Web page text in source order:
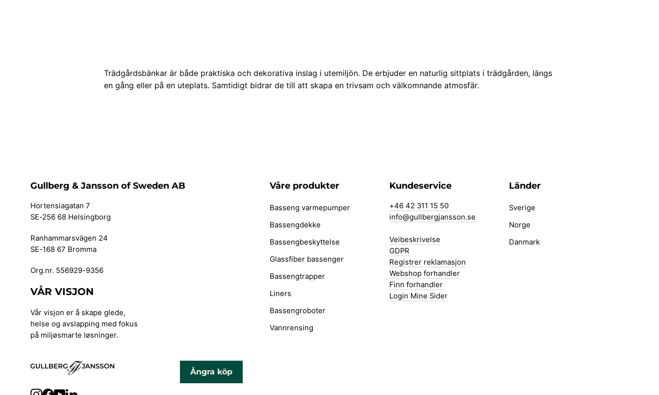
Trädgårdsbänkar är både praktiska och dekorativa inslag i utemiljön. De erbjuder en naturlig sittplats i trädgården, längs
en gång eller på en uteplats. Samtidigt bidrar de till att skapa en trivsam och välkomnande atmosfär.
Gullberg & Jansson of Sweden AB
Hortensiagatan 7
SE-256 68 Helsingborg
Ranhammarsvägen 24
SE-168 67 Bromma
Org.nr. 556929-9356
VÅR VISJON
Vår visjon er å skape glede,
helse og avslapping med fokus
på miljøsmarte løsninger.
Våre produkter
Basseng varmepumper
Bassengdekke
Bassengbeskyttelse
Glassfiber bassenger
Bassengtrapper
Liners
Bassengroboter
Vannrensing
Kundeservice
+46 42 311 15 50
info@gullbergjansson.se
Veibeskrivelse
GDPR
Registrer reklamasjon
Webshop forhandler
Finn forhandler
Login Mine Sider
Länder
Sverige
Norge
Danmark
Ångra köp